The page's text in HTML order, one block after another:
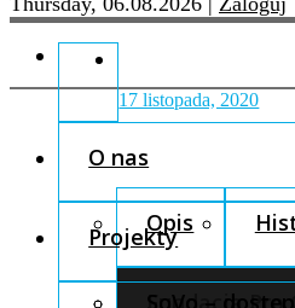
O nas
Opis
Fundacja Pro
Projekty
SoVo –
17 listopada, 2020